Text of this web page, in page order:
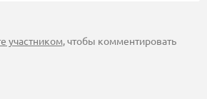
участником, чтобы комментировать